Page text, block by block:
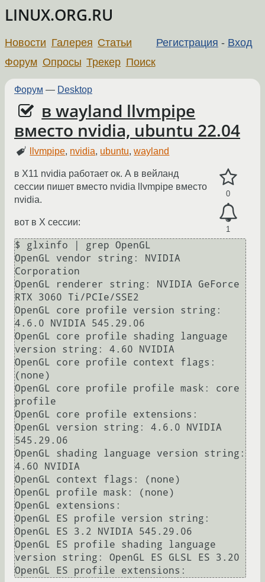
LINUX.ORG.RU
Регистрация - Вход
Новости Галерея Статьи
Форум Опросы Трекер Поиск
Форум — Desktop
в wayland llvmpipe
вместо nvidia, ubuntu 22.04
llvmpipe, nvidia, ubuntu,wayland
0
1
в Х11 nvidia работает ок. А в вейланд
сессии пишет вместо nvidia llvmpipe вместо
nvidia.
вот в Х сессии:
$ glxinfo | grep OpenGL
OpenGL vendor string: NVIDIA
Corporation
OpenGL renderer string: NVIDIA GeForce
RTX 3060 Ti/PCIe/SSE2
OpenGL core profile version string:
4.6.0 NVIDIA 545.29.06
OpenGL core profile shading language
version string: 4.60 NVIDIA
OpenGL core profile context flags:
(none)
OpenGL core profile profile mask: core
profile
OpenGL core profile extensions:
OpenGL version string: 4.6.0 NVIDIA
545.29.06
OpenGL shading language version string:
4.60 NVIDIA
OpenGL context flags: (none)
OpenGL profile mask: (none)
OpenGL extensions:
OpenGL ES profile version string:
OpenGL ES 3.2 NVIDIA 545.29.06
OpenGL ES profile shading language
version string: OpenGL ES GLSL ES 3.20